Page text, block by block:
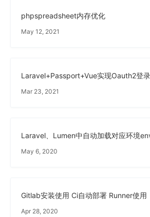
phpspreadsheet内存优化
May 12, 2021
Laravel+Passport+Vue实现Oauth2登
Mar 23, 2021
Laravel、Lumen中自动加载对应环境
May 6, 2020
Gitlab安装使用 Ci自动部署 Runner使用
Apr 28, 2020